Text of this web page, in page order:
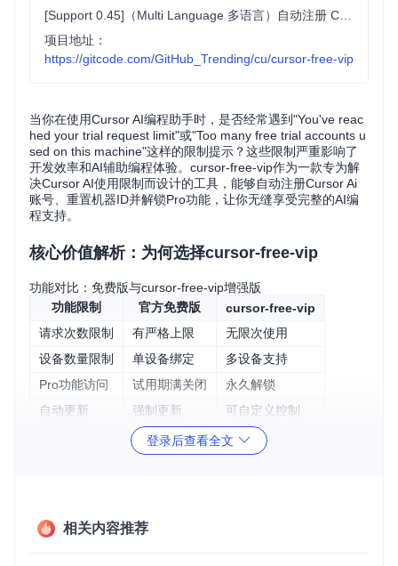
项目地址：
https://gitcode.com/GitHub_Trending/cu/cursor-free-vip
当你在使用Cursor AI编程助手时，是否经常遇到"You've reac
hed your trial request limit"或"Too many free trial accounts u
sed on this machine"这样的限制提示？这些限制严重影响了
开发效率和AI辅助编程体验。cursor-free-vip作为一款专为解
决Cursor AI使用限制而设计的工具，能够自动注册Cursor Ai
账号、重置机器ID并解锁Pro功能，让你无缝享受完整的AI编
程支持。
核心价值解析：为何选择cursor-free-vip
功能对比：免费版与cursor-free-vip增强版
功能限制
官方免费版
cursor-free-vip
请求次数限制
有严格上限
无限次使用
设备数量限制
单设备绑定
多设备支持
Pro功能访问
试用期满关闭
永久解锁
自动更新
强制更新
可自定义控制
手动注册 自动注册与切换
登录后查看全文
相关内容推荐